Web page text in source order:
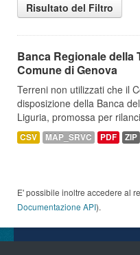
Risultato del Filtro
Banca Regionale della
Comune di Genova
Terreni non utilizzati che il
disposizione della Banca
Liguria, promossa per
CSV MAP_SRVC PDF ZIP
E' possibile inoltre accedere al
Documentazione API).